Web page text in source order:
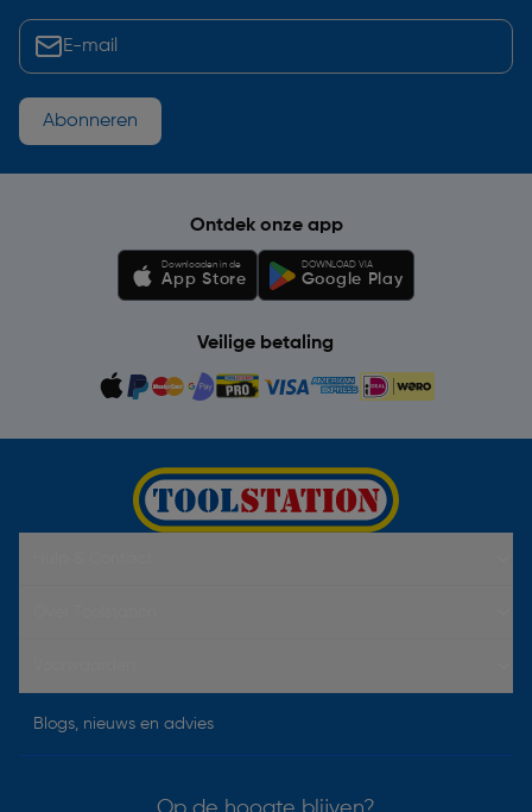
Abonneren
Ontdek onze app
Downloaden in de
App Store
DOWNLOAD VIA
Google Play
Veilige betaling
Blogs, nieuws en advies